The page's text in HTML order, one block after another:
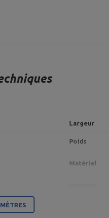
Largeur
Poids
Matériel